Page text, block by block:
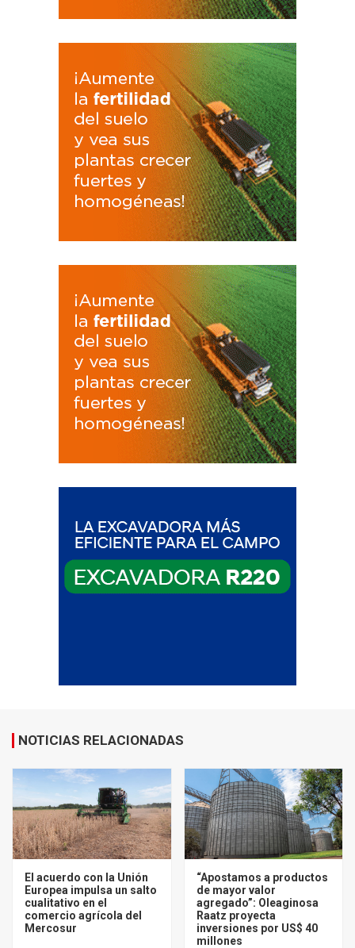
NOTICIAS RELACIONADAS
El acuerdo con la Unión
Europea impulsa un salto
cualitativo en el
comercio agrícola del
Mercosur
“Apostamos a productos
de mayor valor
agregado”: Oleaginosa
Raatz proyecta
inversiones por US$ 40
millones